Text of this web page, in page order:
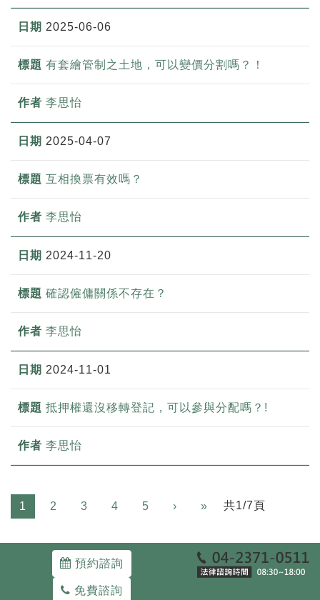
2025-06-06
有套繪管制之土地，可以變價分割嗎？！
李思怡
2025-04-07
互相換票有效嗎？
李思怡
2024-11-20
確認僱傭關係不存在？
李思怡
2024-11-01
抵押權還沒移轉登記，可以參與分配嗎？!
李思怡
1 2 3 4 5 › » Next共1/7頁
預約諮詢
免費諮詢